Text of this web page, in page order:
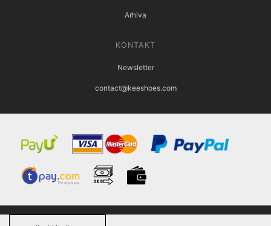
Arhiva
KONTAKT
Newsletter
contact@keeshoes.com